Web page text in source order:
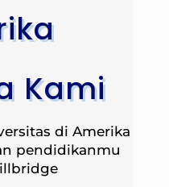
Kami
di Amerika
pendidikanmu